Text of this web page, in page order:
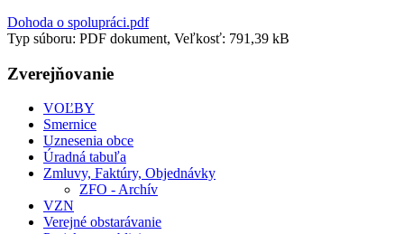
Dohoda o spolupráci.pdf
Typ súboru: PDF dokument, Veľkosť: 791,39 kB
Zverejňovanie
VOĽBY
Smernice
Uznesenia obce
Úradná tabuľa
Zmluvy, Faktúry, Objednávky
ZFO - Archív
VZN
Verejné obstarávanie